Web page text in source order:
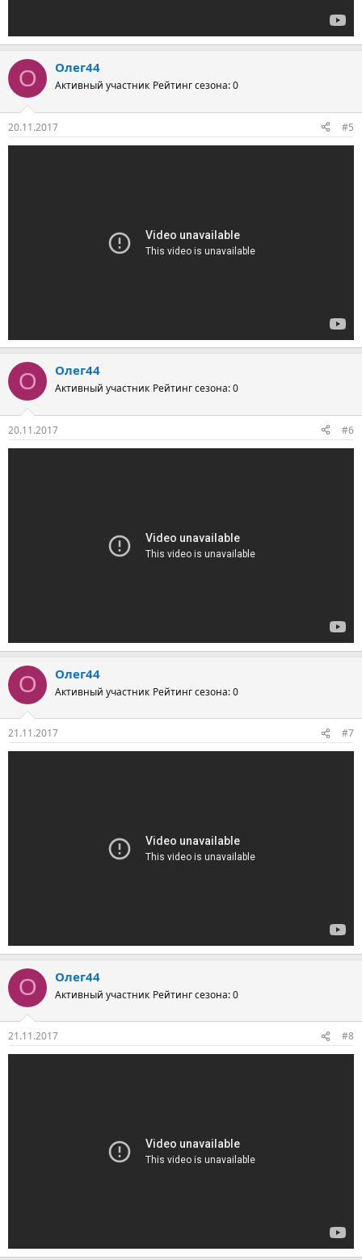
О Олег44
Активный участник Рейтинг сезона: 0
20.11.2017 #5
О Олег44
Активный участник Рейтинг сезона: 0
20.11.2017 #6
О Олег44
Активный участник Рейтинг сезона: 0
21.11.2017 #7
О Олег44
Активный участник Рейтинг сезона: 0
21.11.2017 #8